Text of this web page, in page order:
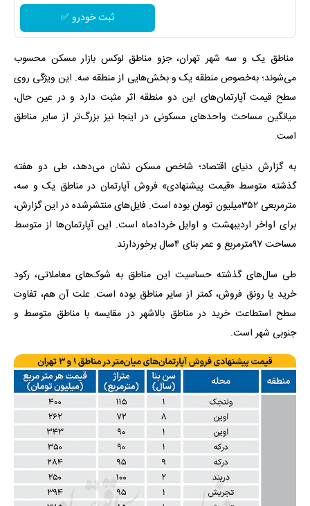
ثبت خودرو ✅
مناطق یک و سه شهر تهران، جزو مناطق لوکس بازار مسکن محسوب
می‌شوند؛ به‌خصوص منطقه یک و بخش‌هایی از منطقه سه. این ویژگی روی
سطح قیمت آپارتمان‌های این دو منطقه اثر مثبت دارد و در عین حال،
میانگین مساحت واحدهای مسکونی در اینجا نیز بزرگ‌تر از سایر مناطق
است.
به گزارش دنیای اقتصاد؛ شاخص مسکن نشان می‌دهد، طی دو هفته
گذشته متوسط «قیمت پیشنهادی» فروش آپارتمان در مناطق یک و سه،
مترمربعی ۳۵۲‌میلیون تومان بوده است. فایل‌های منتشرشده در این گزارش،
برای اواخر اردیبهشت و اوایل خردادماه است. این آپارتمان‌ها از متوسط
مساحت ۹۷مترمربع و عمر بنای ۴سال برخوردارند.
طی سال‌های گذشته حساسیت این مناطق به شوک‌های معاملاتی، رکود
خرید یا رونق فروش، کمتر از سایر مناطق بوده است. علت آن هم، تفاوت
سطح استطاعت خرید در مناطق بالاشهر در مقایسه با مناطق متوسط و
جنوبی شهر است.